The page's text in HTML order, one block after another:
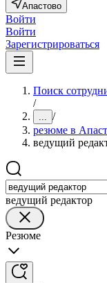
Апастово
Войти
Войти
Зарегистрироваться
Поиск
/
... /
резюме в
ведущий
ведущий редактор
Резюме